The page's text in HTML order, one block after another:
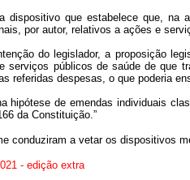
dispositivo que estabelece que,
por autor, relativos a ações e
do legislador, a proposição
serviços públicos de saúde de que
referidas despesas, o que poderia
hipótese de emendas individuais
da Constituição.”
conduziram a vetar os dispositivos
- edição extra